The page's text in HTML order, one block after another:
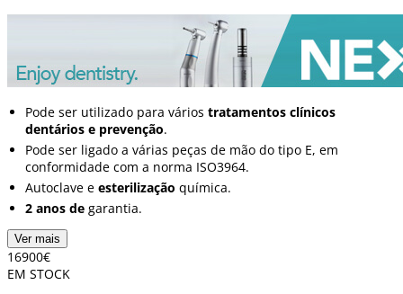
Pode ser utilizado para vários tratamentos clínicos
dentários e prevenção.
Pode ser ligado a várias peças de mão do tipo E, em
conformidade com a norma ISO3964.
Autoclave e esterilização química.
2 anos de garantia.
Ver mais
16900€
EM STOCK